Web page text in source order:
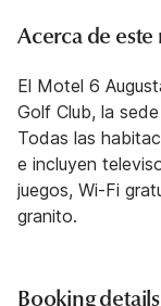
Acerca de
El Motel 6
Golf Club, la
Todas las
e incluyen
juegos, Wi-Fi
granito.
Booking details